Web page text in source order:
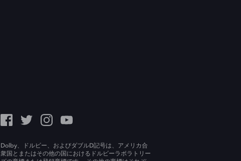
Dolby、ドルビー、およびダブルD記号は、アメリカ合
衆国とまたはその他の国におけるドルビーラボラトリー